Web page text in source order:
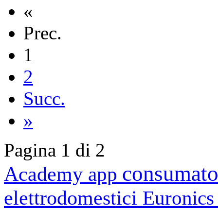
«
Prec.
1
2
Succ.
»
Pagina 1 di 2
Academy app
elettrodomestici